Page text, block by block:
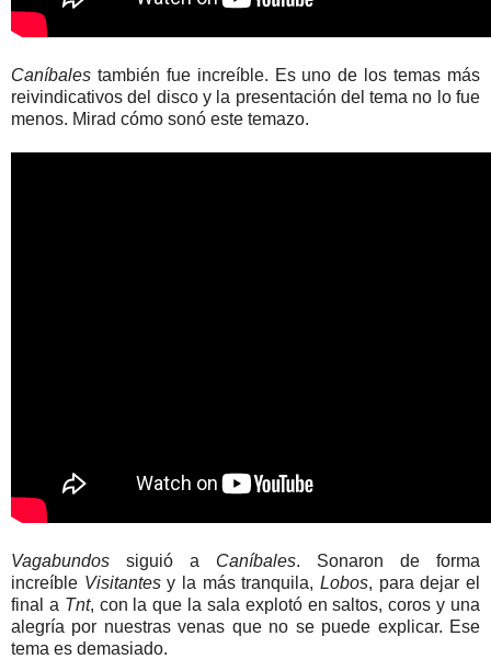
Caníbales también fue increíble. Es uno de los temas más
reivindicativos del disco y la presentación del tema no lo fue
menos. Mirad cómo sonó este temazo.
Vagabundos siguió a Caníbales. Sonaron de forma
increíble Visitantesy la más tranquila,Lobos, para dejar el
final a Tnt, con la que la sala explotó en saltos, coros y una
alegría por nuestras venas que no se puede explicar. Ese
tema es demasiado.